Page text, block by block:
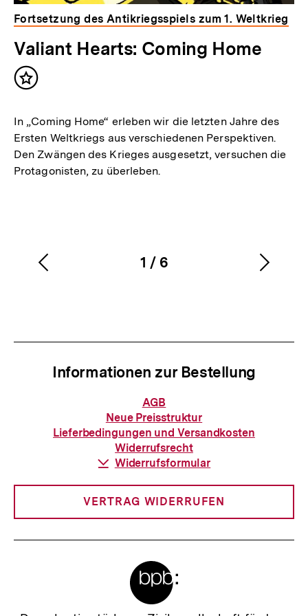
Fortsetzung des Antikriegsspiels zum 1. Weltkrieg
Valiant Hearts: Coming Home
Inhalt
In „Coming Home“ erleben wir die letzten Jahre des
Ersten Weltkriegs aus verschiedenen Perspektiven.
Den Zwängen des Krieges ausgesetzt, versuchen die
Protagonisten, zu überleben.
Karussellinhalt
1
von
/ 6
Vorherigen
Informationen zur Bestellung
Informationen
zur
Bestellung
AGB
Neue Preisstruktur
Lieferbedingungen und Versandkosten
Widerrufsrecht
Download-
Widerrufsformular
VERTRAG WIDERRUFEN